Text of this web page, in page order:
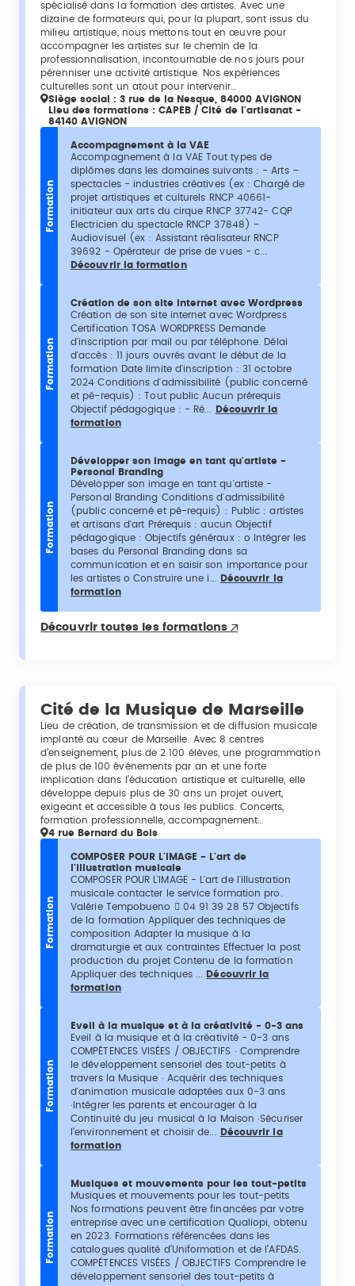
spécialisé dans la formation des artistes. Avec une
dizaine de formateurs qui, pour la plupart, sont issus du
milieu artistique, nous mettons tout en œuvre pour
accompagner les artistes sur le chemin de la
professionnalisation, incontournable de nos jours pour
pérenniser une activité artistique. Nos expériences
culturelles sont un atout pour intervenir…
Siège social : 3 rue de la Nesque, 84000 AVIGNON
Lieu des formations : CAPEB / Cité de l'artisanat -
84140 AVIGNON
Formation
Accompagnement à la VAE
Accompagnement à la VAE Tout types de
diplômes dans les domaines suivants : - Arts –
spectacles - industries créatives (ex : Chargé de
projet artistiques et culturels RNCP 40661-
initiateur aux arts du cirque RNCP 37742- CQP
Electricien du spectacle RNCP 37848) -
Audiovisuel (ex : Assistant réalisateur RNCP
39692 - Opérateur de prise de vues - c...
Découvrir la formation
Formation
Création de son site internet avec Wordpress
Création de son site internet avec Wordpress
Certification TOSA WORDPRESS Demande
d'inscription par mail ou par téléphone. Délai
d'accès : 11 jours ouvrés avant le début de la
formation Date limite d'inscription : 31 octobre
2024 Conditions d'admissibilité (public concerné
et pé-requis) : Tout public Aucun prérequis
Objectif pédagogique : - Ré...
Découvrir la
formation
Formation
Développer son image en tant qu'artiste -
Personal Branding
Développer son image en tant qu'artiste -
Personal Branding Conditions d'admissibilité
(public concerné et pé-requis) : Public : artistes
et artisans d'art Prérequis : aucun Objectif
pédagogique : Objectifs généraux : o Intégrer les
bases du Personal Branding dans sa
communication et en saisir son importance pour
les artistes o Construire une i...
Découvrir la
formation
Découvrir toutes les formations
Cité de la Musique de Marseille
Lieu de création, de transmission et de diffusion musicale
implanté au cœur de Marseille. Avec 8 centres
d’enseignement, plus de 2 100 élèves, une programmation
de plus de 100 événements par an et une forte
implication dans l’éducation artistique et culturelle, elle
développe depuis plus de 30 ans un projet ouvert,
exigeant et accessible à tous les publics. Concerts,
formation professionnelle, accompagnement…
4 rue Bernard du Bois
Formation
COMPOSER POUR L'IMAGE - L'art de
l'illustration musicale
COMPOSER POUR L'IMAGE - L'art de l'illustration
musicale contacter le service formation pro.
Valérie Tempobueno  04 91 39 28 57 Objectifs
de la formation Appliquer des techniques de
composition Adapter la musique à la
dramaturgie et aux contraintes Effectuer la post
production du projet Contenu de la formation
Appliquer des techniques ...
Découvrir la
formation
Formation
Eveil à la musique et à la créativité - 0-3 ans
Eveil à la musique et à la créativité - 0-3 ans
COMPÉTENCES VISÉES / OBJECTIFS · Comprendre
le développement sensoriel des tout-petits à
travers la Musique · Acquérir des techniques
d'animation musicale adaptées aux 0-3 ans
·Intégrer les parents et encourager à la
Continuité du jeu musical à la Maison ·Sécuriser
l’environnement et choisir de...
Découvrir la
formation
Formation
Musiques et mouvements pour les tout-petits
Musiques et mouvements pour les tout-petits
Nos formations peuvent être financées par votre
entreprise avec une certification Qualiopi, obtenu
en 2023. Formations référencées dans les
catalogues qualité d’Uniformation et de l’AFDAS.
COMPÉTENCES VISÉES / OBJECTIFS Comprendre le
développement sensoriel des tout-petits à